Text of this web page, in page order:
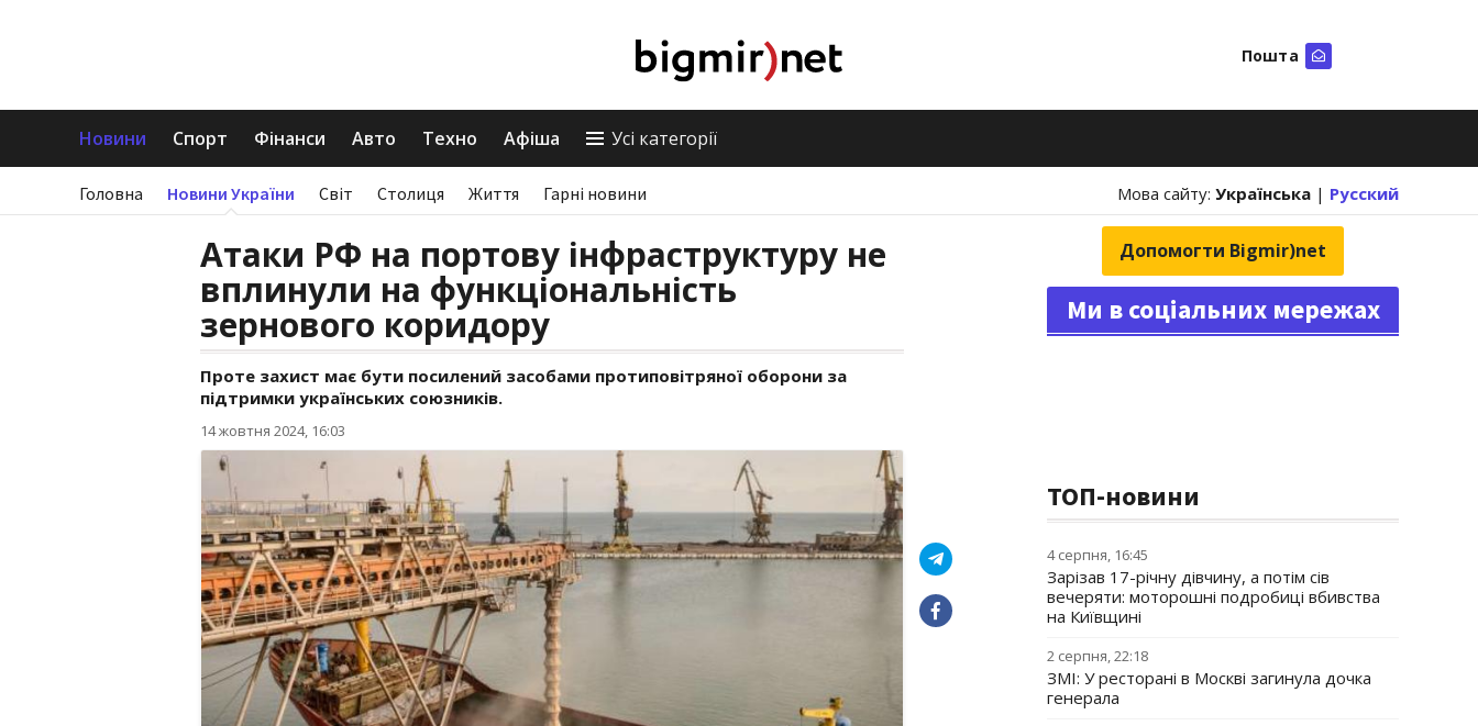
Пошта
Новини Спорт Фінанси Авто Техно Афіша Усі категорії
Головна Новини України Світ Столиця Життя Гарні новини Мова сайту: Українська | Русский
Атаки РФ на портову інфраструктуру не
вплинули на функціональність
зернового коридору
Проте захист має бути посилений засобами протиповітряної оборони за
підтримки українських союзників.
14 жовтня 2024, 16:03
Допомогти Bigmir)net
Ми в соціальних мережах
ТОП-новини
4 серпня, 16:45
Зарізав 17-річну дівчину, а потім сів
вечеряти: моторошні подробиці вбивства
на Київщині
2 серпня, 22:18
ЗМІ: У ресторані в Москві загинула дочка
генерала